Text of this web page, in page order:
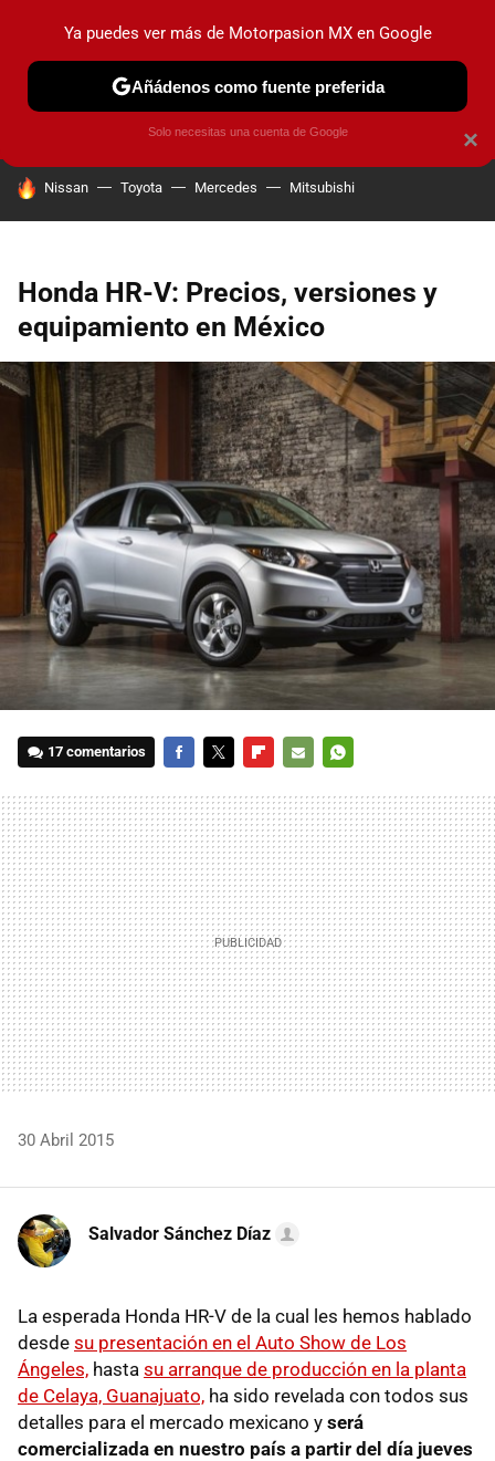
PRUEBAS INDUSTRIA HOY NO CIRCULA
HOY SE HABLA DE
Nissan Toyota Mercedes Mitsubishi
Honda HR-V: Precios, versiones y
equipamiento en México
17 comentarios
MAIL
30 Abril 2015
Salvador Sánchez Díaz
La esperada Honda HR-V de la cual les hemos hablado
desde su presentación en el Auto Show de Los
Ángeles, hasta su arranque de producción en la planta
de Celaya, Guanajuato, ha sido revelada con todos sus
detalles para el mercado mexicano y será
comercializada en nuestro país a partir del día jueves
×
Ya puedes ver más de Motorpasion MX en Google
Añádenos como fuente preferida
Solo necesitas una cuenta de Google